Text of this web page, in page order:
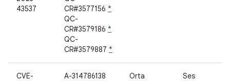
43537
CR#3577156 *
QC-
CR#3579186 *
QC-
CR#3579887 *
CVE-
A-314786138
Orta Ses